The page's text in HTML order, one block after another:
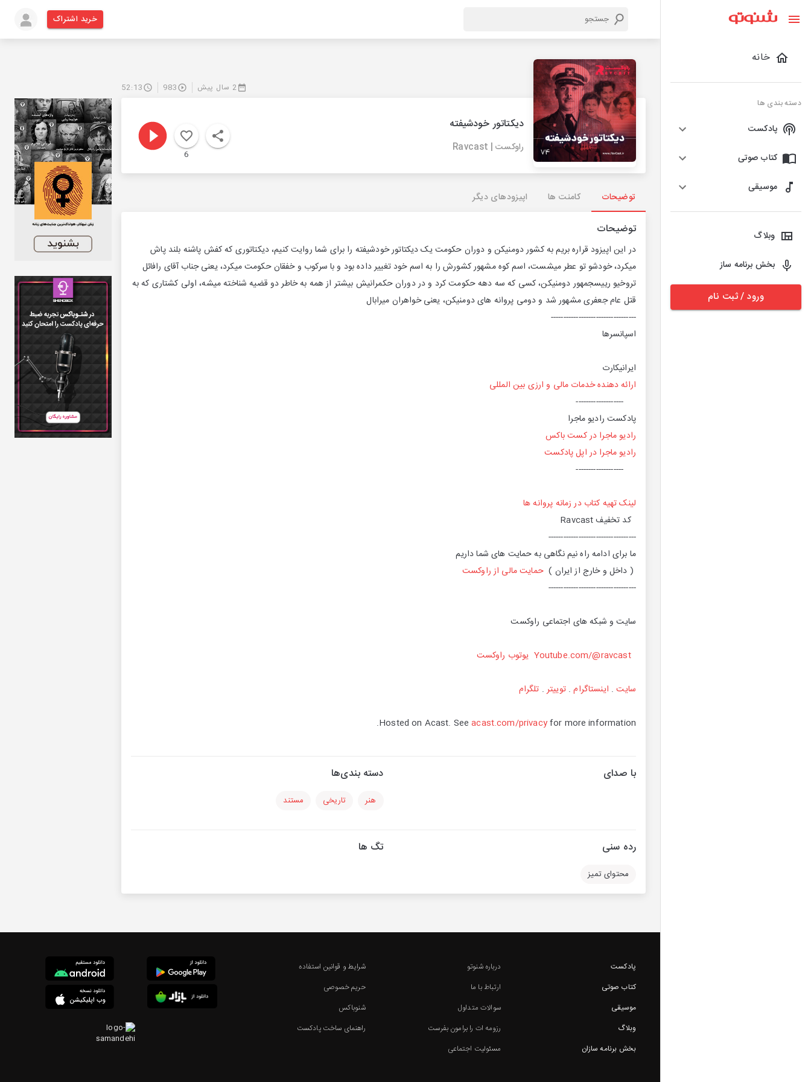
خانه
دسته بندی ها
پادکست
کتاب صوتی
موسیقی
وبلاگ
بخش برنامه ساز
ورود / ثبت نام
خرید اشتراک
2 سال پیش 983
52:13
دیکتاتور خودشیفته
راوکست | Ravcast
6
توضیحات کامنت ها اپیزودهای دیگر
توضیحات
در این اپیزود قراره بریم به کشور دومنیکن و دوران حکومت یک دیکتاتور خودشیفته را برای شما روایت کنیم، دیکتاتوری که کفش پاشنه بلند پاش
میکرد، خودشو تو عطر میشست، اسم کوه مشهور کشورش را به اسم خود تغییر داده بود و با سرکوب و خفقان حکومت میکرد، یعنی جناب آقای رافائل
تروخیو رییسجمهور دومنیکن، کسی که سه دهه حکومت کرد و در دوران حکمرانیش بیشتر از همه به خاطر دو قضیه شناخته میشه، اولی کشتاری که به
قتل عام جعفری مشهور شد و دومی پروانه های دومنیکن، یعنی خواهران میرابال
----------------------------------
اسپانسرها
ایرانیکارت
ارائه دهنده خدمات مالی و ارزی بین المللی
-------------------
پادکست رادیو ماجرا
رادیو ماجرا در کست باکس
رادیو ماجرا در اپل پادکست
-------------------
لینک تهیه کتاب در زمانه پروانه ها
کد تخفیف Ravcast
-----------------------------------
ما برای ادامه راه نیم نگاهی به حمایت های شما داریم
( داخل و خارج از ایران )حمایت مالی از راوکست
-----------------------------------
سایت و شبکه های اجتماعی راوکست
Youtube.com/@ravcast یوتوب راوکست
سایت . اینستاگرام .توییتر . تلگرام
Hosted on Acast. Seeacast.com/privacyfor more information.
با صدای دسته بندی‌ها
هنر تاریخی مستند
رده سنی
محتوای تمیز
تگ ها
پادکست
کتاب صوتی
موسیقی
وبلاگ
بخش برنامه سازان
درباره شنوتو
ارتباط با ما
سوالات متداول
رزومه ات را برامون بفرست
مسئولیت اجتماعی
شرایط و قوانین استفاده
حریم خصوصی
شنوباکس
راهنمای ساخت پادکست